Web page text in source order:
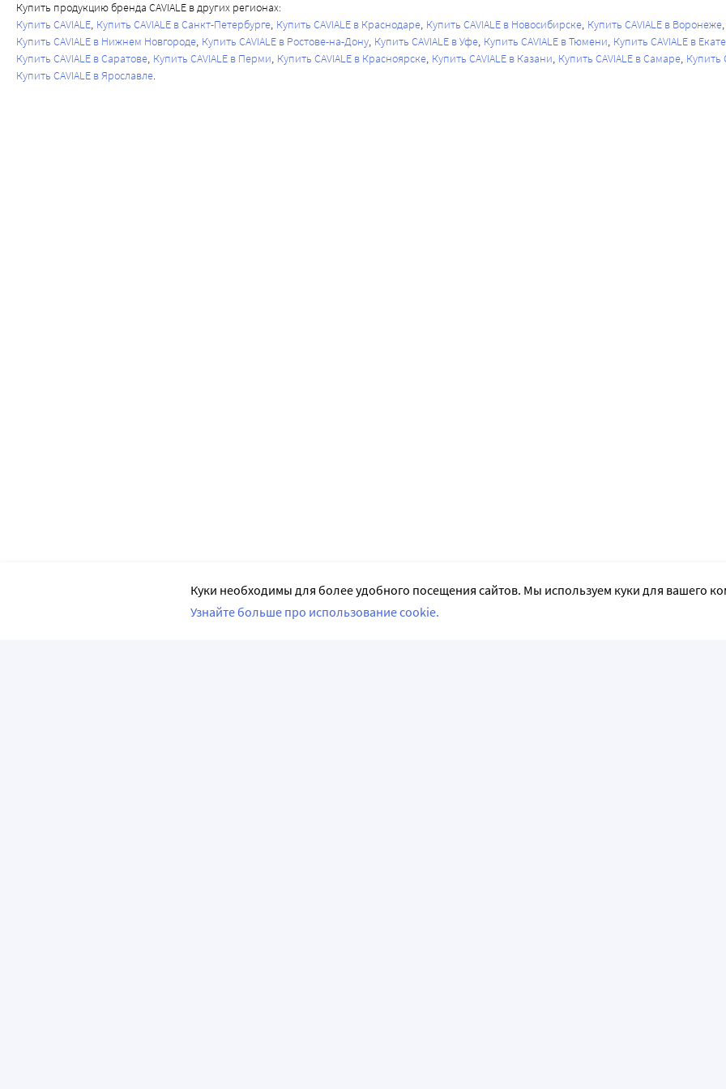
Купить продукцию бренда CAVIALE в других регионах:
Купить CAVIALE Купить CAVIALE в Санкт-Петербурге Купить CAVIALE в Краснодаре Купить CAVIALE в Новосибирске Купить CAVIALE в Воронеже
Купить CAVIALE в Нижнем Новгороде Купить CAVIALE в Ростове-на-Дону Купить CAVIALE в Уфе Купить CAVIALE в Тюмени Купить CAVIALE в
Купить CAVIALE в Саратове Купить CAVIALE в Перми Купить CAVIALE в Красноярске Купить CAVIALE в Казани Купить CAVIALE в Самаре Купить
Купить CAVIALE в Ярославле
Куки необходимы для более удобного посещения сайтов. Мы используем куки для вашего
Узнайте больше про использование cookie.